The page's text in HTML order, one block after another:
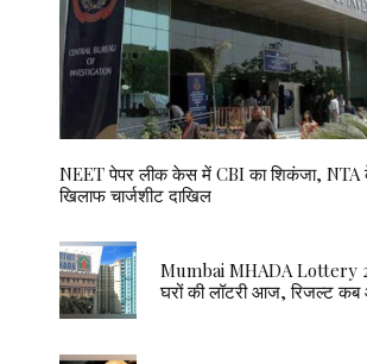
NEET पेपर लीक केस में CBI का शिकंजा, NTA
खिलाफ चार्जशीट दाखिल
Mumbai MHADA Lottery
घरों की लॉटरी आज, रिजल्ट